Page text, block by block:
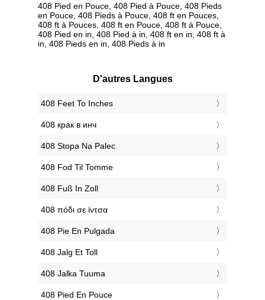
408 Pied en Pouce, 408 Pied à Pouce, 408 Pieds
en Pouce, 408 Pieds à Pouce, 408 ft en Pouces,
408 ft à Pouces, 408 ft en Pouce, 408 ft à Pouce,
408 Pied en in, 408 Pied à in, 408 ft en in, 408 ft à
in, 408 Pieds en in, 408 Pieds à in
D'autres Langues
‎408 Feet To Inches
‎408 крак в инч
‎408 Stopa Na Palec
‎408 Fod Til Tomme
‎408 Fuß In Zoll
‎408 πόδι σε ίντσα
‎408 Pie En Pulgada
‎408 Jalg Et Toll
‎408 Jalka Tuuma
‎408 Pied En Pouce